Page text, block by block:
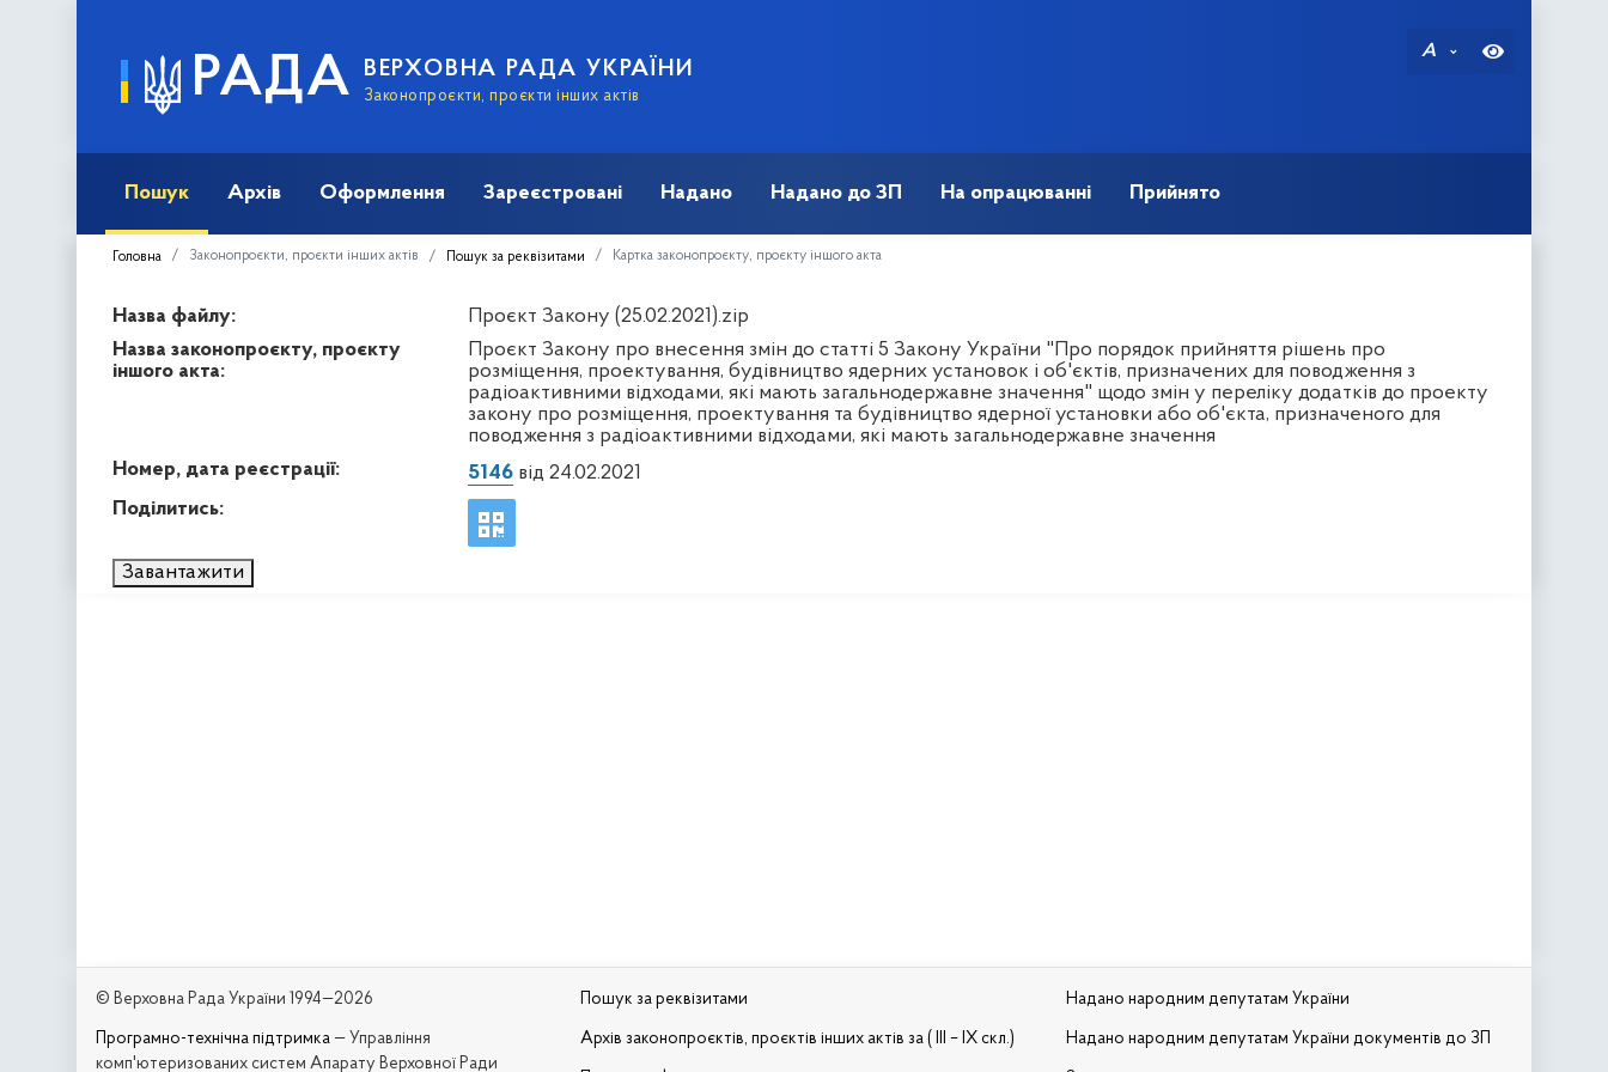
РАДА ВЕРХОВНА РАДА УКРАЇНИ
Законопроєкти, проєкти інших актів
A
Пошук Архів Оформлення Зареєстровані Надано Надано до ЗП На опрацюванні Прийнято
Головна Законопроєкти, проєкти інших актів Пошук за реквізитами Картка законопроєкту, проєкту іншого акта
Назва файлу:
Проєкт Закону (25.02.2021).zip
Назва законопроєкту, проєкту
іншого акта:
Проєкт Закону про внесення змін до статті 5 Закону України "Про порядок прийняття рішень про
розміщення, проектування, будівництво ядерних установок і об'єктів, призначених для поводження з
радіоактивними відходами, які мають загальнодержавне значення" щодо змін у переліку додатків до проекту
закону про розміщення, проектування та будівництво ядерної установки або об'єкта, призначеного для
поводження з радіоактивними відходами, які мають загальнодержавне значення
Номер, дата реєстрації:
5146від 24.02.2021
Поділитись:
Завантажити
© Верховна Рада України 1994—2026
Програмно-технічна підтримка — Управління
комп'ютеризованих систем Апарату Верховної Ради
Пошук за реквізитами
Архів законопроєктів, проєктів інших актів за ( III – IX скл.)
Надано народним депутатам України
Надано народним депутатам України документів до ЗП